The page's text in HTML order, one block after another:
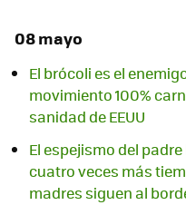
08 mayo
El brócoli es el
movimiento 100%
sanidad de EEUU
El espejismo del
cuatro veces más
madres siguen al